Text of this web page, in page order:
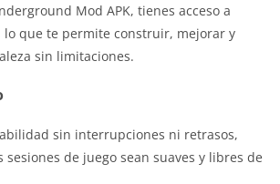
Mod APK, tienes acceso a
lo que te permite construir, mejorar y
sin limitaciones.
sin interrupciones ni retrasos,
de juego sean suaves y libres de